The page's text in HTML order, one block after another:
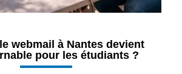
webmail à Nantes devient
pour les étudiants ?